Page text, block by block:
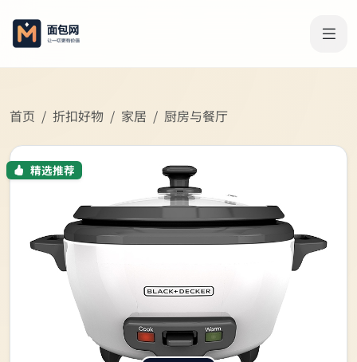
首页 折扣好物 家居 厨房与餐厅
精选推荐